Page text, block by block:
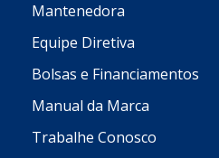
Mantenedora
Equipe Diretiva
Bolsas e Financiamentos
Manual da Marca
Trabalhe Conosco